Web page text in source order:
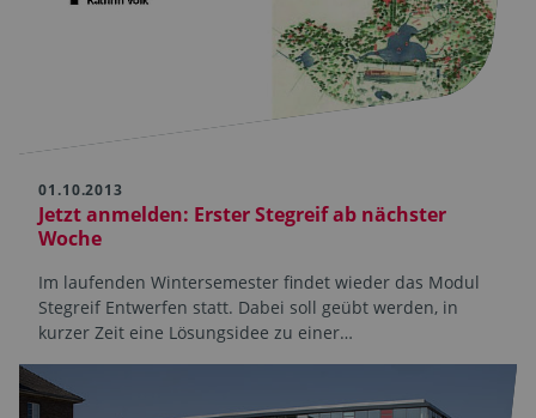
01.10.2013
Jetzt anmelden: Erster Stegreif ab nächster
Woche
Im laufenden Wintersemester findet wieder das Modul
Stegreif Entwerfen statt. Dabei soll geübt werden, in
kurzer Zeit eine Lösungsidee zu einer…